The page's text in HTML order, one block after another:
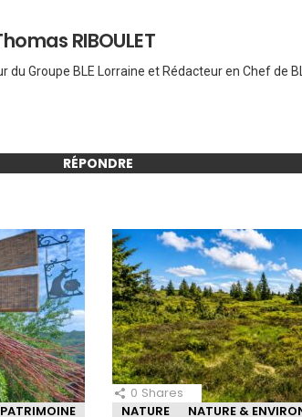
RIBOULET
du Groupe BLE Lorraine et Rédacteur en Chef de
RÉPONDRE
0 Shares
NATURE
NATURE &